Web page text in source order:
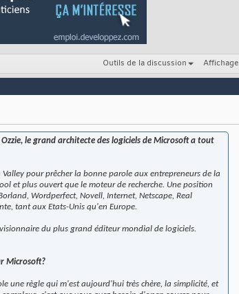
Outils de la discussion Affichage
le grand architecte des logiciels de Microsoft a tout
pour prêcher la bonne parole aux entrepreneurs de la
et plus ouvert que le moteur de recherche. Une position
Wordperfect, Novell, Internet, Netscape, Real
tant aux Etats-Unis qu'en Europe.
du plus grand éditeur mondial de logiciels.
Microsoft?
une règle qui m'est aujourd'hui très chère, la simplicité, et